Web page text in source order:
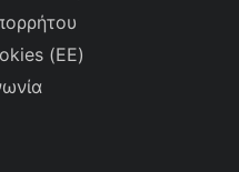
(ΕΕ)